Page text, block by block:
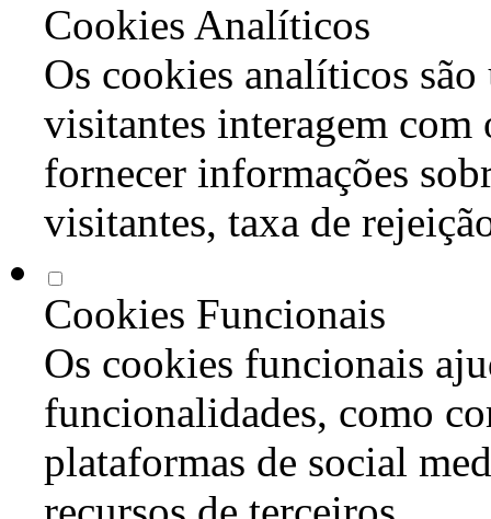
Cookies Analíticos
Os cookies analíticos são
visitantes interagem com
fornecer informações
visitantes, taxa de
Cookies Funcionais
Os cookies funcionais
funcionalidades, como
plataformas de social